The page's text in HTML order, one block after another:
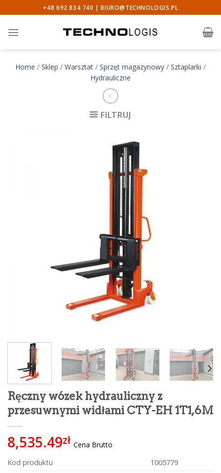
to
content
+48 692 834 740 |BIURO@TECHNOLOGIS.PL
Home / Sklep / Warsztat / Sprzęt magazynowy / Sztaplarki /
Hydrauliczne
FILTRUJ
Ręczny wózek hydrauliczny z
przesuwnymi widłami CTY-EH 1T1,6M
8,535.49zł Cena Brutto
Kod produktu
1005779